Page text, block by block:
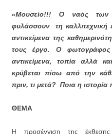
«Μουσείο!!! Ο ναός
φυλάσσουν τη
αντικείμενα της
τους έργο. Ο φωτογράφος
αντικείμενα, τοπία αλλά
κρύβεται πίσω από την
πριν, τι μετά? Ποια η
ΘΕΜΑ
Η προσέγγιση της